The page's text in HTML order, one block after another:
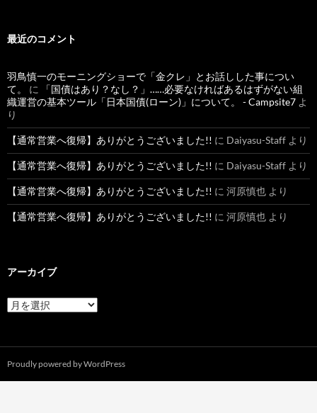
最近のコメント
羽鳥慎一のモーニングショーで「金クレ」とお話しした事につい
て。
に
「国債はあり？なし？」……必要なければあるはずがない組
織運営の基本ツール「日本国債(ローン)」について。 - Campsite7 よ
り
【通常営業へ復帰】ありがとうございました!! に Daiyasu-Staff より
【通常営業へ復帰】ありがとうございました!! に Daiyasu-Staff より
【通常営業へ復帰】ありがとうございました!! に 河原慎也 より
【通常営業へ復帰】ありがとうございました!! に 河原慎也 より
アーカイブ
ア
ー
Proudly powered by WordPress